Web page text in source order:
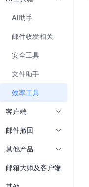
AI助手
邮件收发相关
安全工具
文件助手
效率工具
客户端
邮件撤回
其他产品
邮箱大师及客户端